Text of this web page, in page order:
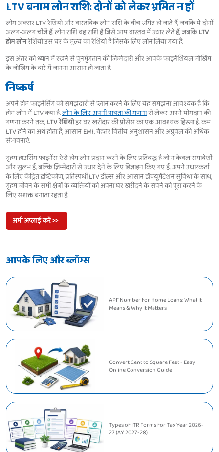
LTV बनाम लोन राशि: दोनों को लेकर भ्रमित न हों
लोग अक्सर LTV रेशियो और वास्तविक लोन राशि के बीच भ्रमित हो जाते हैं, जबकि ये दोनों
अलग-अलग चीजें हैं. लोन राशि वह राशि है जिसे आप वास्तव में उधार लेते हैं, जबकिLTV
होम लोनरेशियो उस घर के मूल्य का रेशियो है जिसके लिए लोन लिया गया है.
इस अंतर को ध्यान में रखने से पुनर्भुगतान की जिम्मेदारी और आपके फाइनेंशियल जोखिम
के जोखिम के बारे में जानना आसान हो जाता है.
निष्कर्ष
अपने होम फाइनेंसिंग को समझदारी से प्लान करने के लिए यह समझना आवश्यक है कि
होम लोन में LTV क्या है.लोन के लिए अपनी पात्रता की गणनासे लेकर अपने योगदान की
गणना करने तक,LTV रेशियोहर घर खरीदार की प्रोसेस का एक आवश्यक हिस्सा है. कम
LTV होने का अर्थ होता है, आसान EMI, बेहतर वित्तीय अनुशासन और अप्रूवल की अधिक
संभावनाएं.
गृहम हाउसिंग फाइनेंस ऐसे होम लोन प्रदान करने के लिए प्रतिबद्ध है जो न केवल समावेशी
और सुलभ हैं, बल्कि ज़िम्मेदारी से उधार देने के लिए डिज़ाइन किए गए हैं. अपने उधारकर्ता
के लिए केंद्रित दृष्टिकोण, प्रतिस्पर्धी LTV डील्स और आसान डॉक्यूमेंटेशन सुविधा के साथ,
गृहम जीवन के सभी क्षेत्रों के व्यक्तियों को अपना घर खरीदने के सपने को पूरा करने के
लिए सशक्त बनाता रहता है.
अभी अप्लाई करें >>
आपके लिए और ब्लॉग्स
APF Number for Home Loans: What It
Means & Why It Matters
Convert Cent to Square Feet - Easy
Online Conversion Guide
Types of ITR Forms for Tax Year 2026-
27 (AY 2027-28)